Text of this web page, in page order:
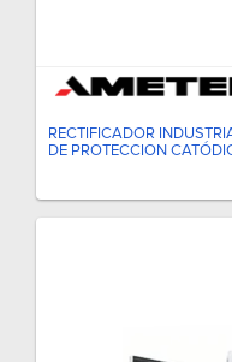
RECTIFICADOR
DE PROTECCION